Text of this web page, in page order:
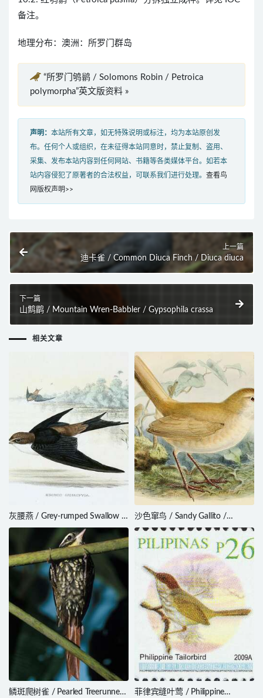
备注。
地理分布：澳洲：所罗门群岛
“所罗门鸲鹟 / Solomons Robin / Petroica
polymorpha”英文版资料 »
声明： 本站所有文章，如无特殊说明或标注，均为本站原创发
布。任何个人或组织，在未征得本站同意时，禁止复制、盗用、
采集、发布本站内容到任何网站、书籍等各类媒体平台。如若本
站内容侵犯了原著者的合法权益，可联系我们进行处理。 查看鸟
网版权声明>>
上一篇
迪卡雀 / Common Diuca Finch / Diuca diuca
下一篇
山鹪鹛 / Mountain Wren-Babbler / Gypsophila crassa
相关文章
灰腰燕 / Grey-rumped Swallow /
Pseudhirundo griseopyga
沙色窜鸟 / Sandy Gallito /
Teledromas fuscus
鳞斑爬树雀 / Pearled Treerunner /
菲律宾缝叶莺 / Philippine